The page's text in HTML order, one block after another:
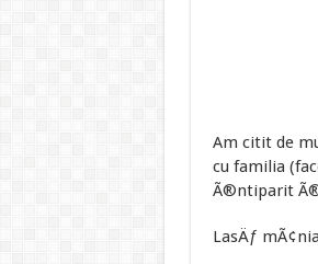
Am citit de
cu familia
Ã®ntiparit
LasÄƒ